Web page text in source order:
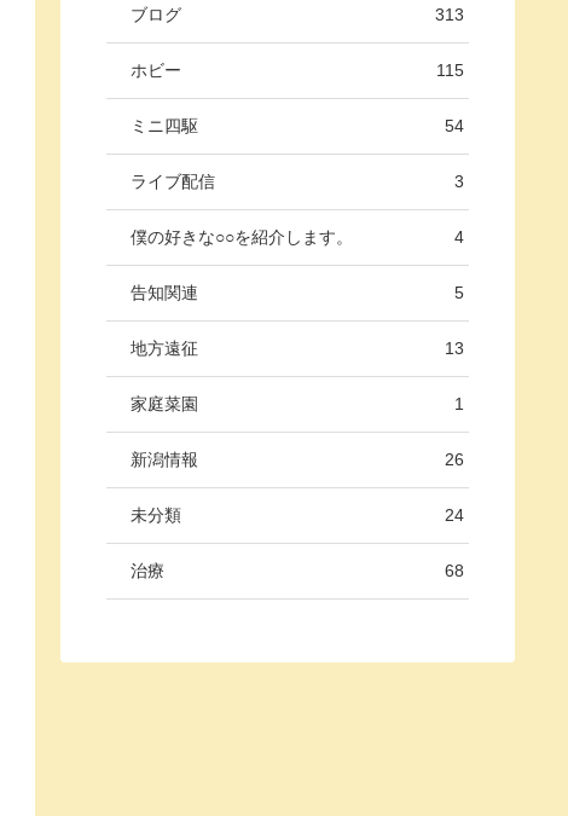
ブログ 313
ホビー 115
ミニ四駆 54
ライブ配信 3
僕の好きな○○を紹介します。 4
告知関連 5
地方遠征 13
家庭菜園 1
新潟情報 26
未分類 24
治療 68